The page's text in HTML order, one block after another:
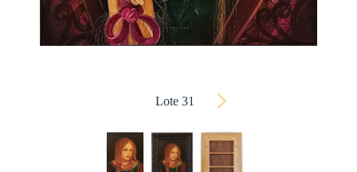
Lote 31